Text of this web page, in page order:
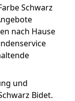
Schwarz
nach Hause
und
Bidet.